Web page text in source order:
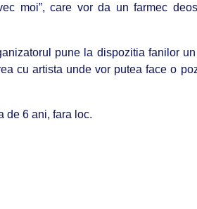
moi”, care vor da un farmec
pune la dispozitia fanilor
cu artista unde vor putea face o
de 6 ani, fara loc.